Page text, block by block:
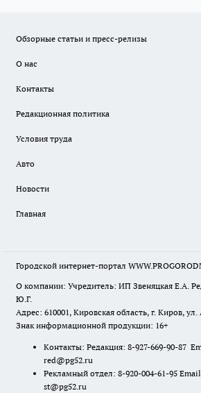
Обзорные статьи и пресс-релизы
О нас
Контакты
Редакционная политика
Условия труда
Авто
Новости
Главная
Городской интернет-портал
О компании: Учредитель: ИП Звеняцкая Е.А.
Ю.Г.
Адрес: 610001, Кировская область, г. Киров,
Знак информационной продукции: 16+
Контакты: Редакция: 8-927-669-90-87
red@pg52.ru
Рекламный отдел: 8-920-004-61-95
st@pg52.ru